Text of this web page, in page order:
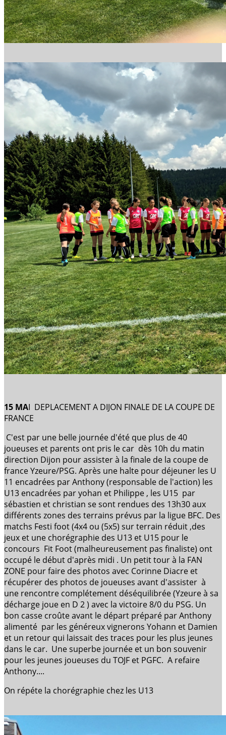
15 MAI DEPLACEMENT A DIJON FINALE DE LA COUPE DE
FRANCE
C'est par une belle journée d'été que plus de 40
joueuses et parents ont pris le car dès 10h du matin
direction Dijon pour assister à la finale de la coupe de
france Yzeure/PSG. Après une halte pour déjeuner les U
11 encadrées par Anthony (responsable de l'action) les
U13 encadrées par yohan et Philippe , les U15 par
sébastien et christian se sont rendues des 13h30 aux
différents zones des terrains prévus par la ligue BFC. Des
matchs Festi foot (4x4 ou (5x5) sur terrain réduit ,des
jeux et une chorégraphie des U13 et U15 pour le
concours Fit Foot (malheureusement pas finaliste) ont
occupé le début d'après midi . Un petit tour à la FAN
ZONE pour faire des photos avec Corinne Diacre et
récupérer des photos de joueuses avant d'assister à
une rencontre complétement déséquilibrée (Yzeure à sa
décharge joue en D 2 ) avec la victoire 8/0 du PSG. Un
bon casse croûte avant le départ préparé par Anthony
alimenté par les généreux vignerons Yohann et Damien
et un retour qui laissait des traces pour les plus jeunes
dans le car. Une superbe journée et un bon souvenir
pour les jeunes joueuses du TOJF et PGFC. A refaire
Anthony....
On répéte la chorégraphie chez les U13